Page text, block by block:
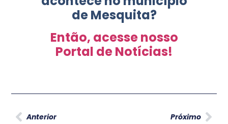
de Mesquita?
Então, acesse nosso
Portal de Notícias!
Anterior Próximo